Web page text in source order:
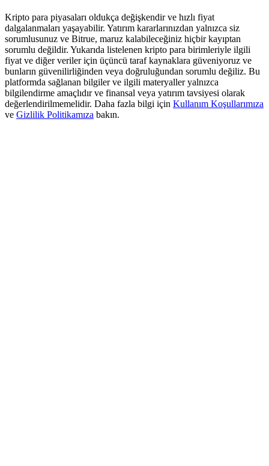
Deposit CASHCAT & Win
Share 500000 CASHCAT prize pool
Exclusive for BitMart Users
Kripto para piyasaları oldukça değişkendir ve hızlı fiyat
dalgalanmaları yaşayabilir. Yatırım kararlarınızdan yalnızca siz
sorumlusunuz ve Bitrue, maruz kalabileceğiniz hiçbir kayıptan
sorumlu değildir. Yukarıda listelenen kripto para birimleriyle ilgili
fiyat ve diğer veriler için üçüncü taraf kaynaklara güveniyoruz ve
bunların güvenilirliğinden veya doğruluğundan sorumlu değiliz. Bu
platformda sağlanan bilgiler ve ilgili materyaller yalnızca
bilgilendirme amaçlıdır ve finansal veya yatırım tavsiyesi olarak
değerlendirilmemelidir. Daha fazla bilgi için Kullanım Koşullarımıza
ve Gizlilik Politikamıza bakın.